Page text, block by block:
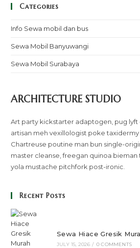
Categories
Info Sewa mobil dan bus
Sewa Mobil Banyuwangi
Sewa Mobil Surabaya
ARCHITECTURE STUDIO
Art party kickstarter adaptogen, pug
artisan meh vexillologist poke taxidermy
Chartreuse poutine man bun single-
master cleanse, freegan quinoa bieman
yola mustache pitchfork post-ironic.
Recent Posts
Sewa Hiace Gresik
JULY 15, 2026 / 0 COMMENTS